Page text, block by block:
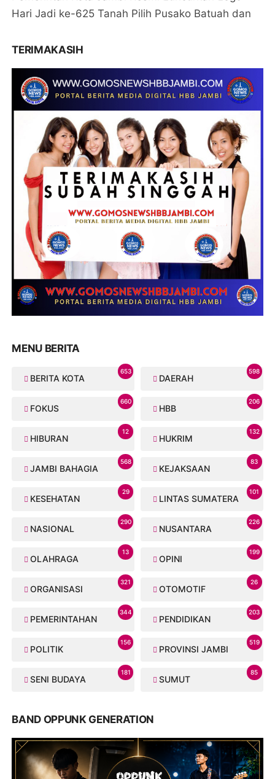
Hari Jadi ke-625 Tanah Pilih Pusako Batuah dan
TERIMAKASIH
MENU BERITA
BERITA KOTA
653
DAERAH
598
FOKUS
660
HBB
206
HIBURAN
12
HUKRIM
132
JAMBI BAHAGIA
568
KEJAKSAAN
83
KESEHATAN
29
LINTAS SUMATERA
101
NASIONAL
290
NUSANTARA
226
OLAHRAGA
13
OPINI
199
ORGANISASI
321
OTOMOTIF
26
PEMERINTAHAN
344
PENDIDIKAN
203
POLITIK
156
PROVINSI JAMBI
519
SENI BUDAYA
181
SUMUT
85
BAND OPPUNK GENERATION